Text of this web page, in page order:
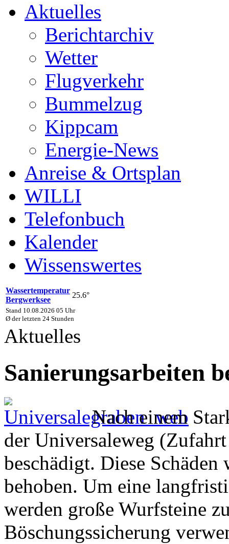
Aktuelles
Berichtarchiv
Wetter
Flugverkehr
Bummelzug
Kippcam
Energie-News
Anreise & Ortsplan
WILLI
Telefonbuch
Kalender
Wissenswertes
Wassertemperatur
Bergwerksee
25.6°
Stand 10.08.2026 05 Uhr
Ø der letzten 24 Stunden
Aktuelles
Sanierungsarbeiten
Nach einem
der Universaleweg
beschädigt. Diese Schäden
behoben. Um eine
werden große Wurfsteine
Böschungssicherung